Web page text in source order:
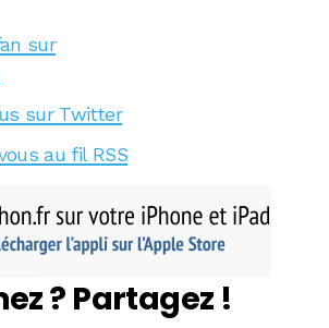
sur
sur Twitter
au fil RSS
? Partagez !